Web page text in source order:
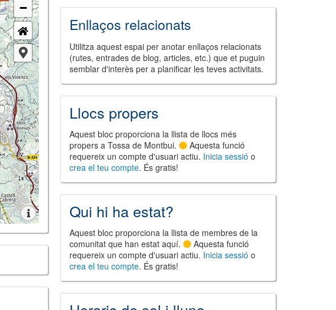
−
Enllaços relacionats
Utilitza aquest espai per anotar enllaços relacionats
(rutes, entrades de blog, articles, etc.) que et puguin
semblar d'interès per a planificar les teves activitats.
Llocs propers
Aquest bloc proporciona la llista de llocs més
propers a Tossa de Montbui.
Aquesta funció
requereix un compte d'usuari actiu. Inicia sessió o
crea el teu compte. És gratis!
Qui hi ha estat?
Aquest bloc proporciona la llista de membres de la
comunitat que han estat aquí.
Aquesta funció
requereix un compte d'usuari actiu. Inicia sessió o
crea el teu compte. És gratis!